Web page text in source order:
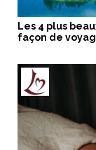
Les 4 plus
façon de